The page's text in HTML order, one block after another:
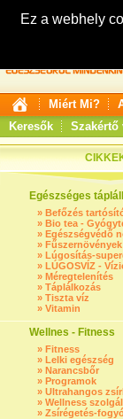
Ez a webhely
Miért Mi?
Keresők
Szakértő
Egészséges
» Befőzés
» Bio tea -
» Egészségvédő
» Fűszernövények
» Lúgosítás-
» LÚGOSVÍZ -
» Méregtelenítés
» Táplálkozás
» Tiszta víz
» Vitamin
Wellnes - Fitness
» Fitness
» Lelki egészség
» Narancsbőr
» Programok
» Ultrahangos
» Wellness
» Zsírégetés-